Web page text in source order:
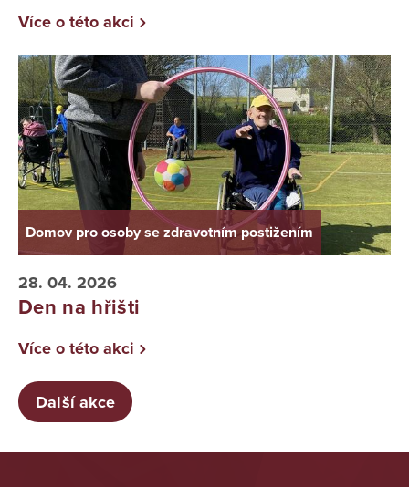
Více o této akci
Domov pro osoby se zdravotním postižením
28. 04. 2026
Den na hřišti
Více o této akci
Další akce